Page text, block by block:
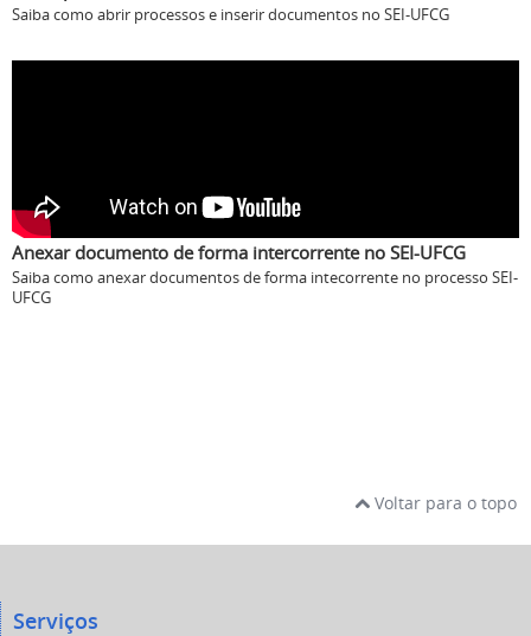
Saiba como abrir processos e inserir documentos no SEI-UFCG
Anexar documento de forma intercorrente no SEI-UFCG
Saiba como anexar documentos de forma intecorrente no processo SEI-
UFCG
Voltar para o topo
Serviços